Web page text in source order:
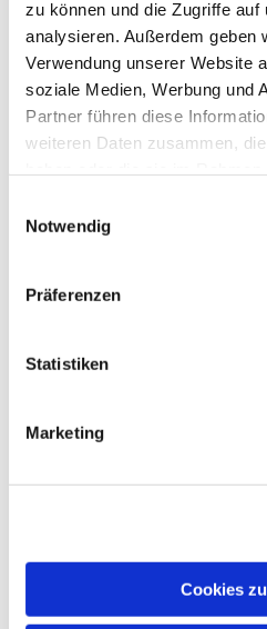
zu können und die Zugriffe auf
analysieren. Außerdem geben
Verwendung unserer Website
soziale Medien, Werbung und
Partner führen diese
weiteren Daten zusammen,
Notwendig
Präferenzen
Statistiken
Marketing
Cookies
Dies